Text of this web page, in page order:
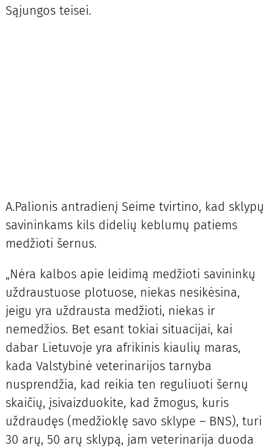
Sąjungos teisei.
A.Palionis antradienį Seime tvirtino, kad sklypų
savininkams kils didelių keblumų patiems
medžioti šernus.
„Nėra kalbos apie leidimą medžioti savininkų
uždraustuose plotuose, niekas nesikėsina,
jeigu yra uždrausta medžioti, niekas ir
nemedžios. Bet esant tokiai situacijai, kai
dabar Lietuvoje yra afrikinis kiaulių maras,
kada Valstybinė veterinarijos tarnyba
nusprendžia, kad reikia ten reguliuoti šernų
skaičių, įsivaizduokite, kad žmogus, kuris
uždraudęs (medžioklę savo sklype – BNS), turi
30 arų, 50 arų sklypą, jam veterinarija duoda